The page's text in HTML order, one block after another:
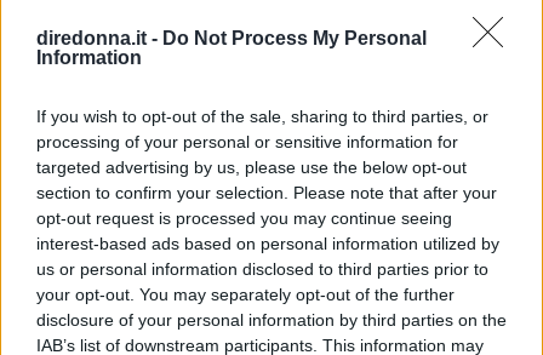
diredonna.it - Do Not Process My Personal
Information
If you wish to opt-out of the sale, sharing to third parties, or
processing of your personal or sensitive information for
targeted advertising by us, please use the below opt-out
section to confirm your selection. Please note that after your
opt-out request is processed you may continue seeing
interest-based ads based on personal information utilized by
us or personal information disclosed to third parties prior to
your opt-out. You may separately opt-out of the further
disclosure of your personal information by third parties on the
IAB’s list of downstream participants. This information may
GOSSIP
Fatti notare! Le frasi per stati
WhatsApp che tutti
commenteranno